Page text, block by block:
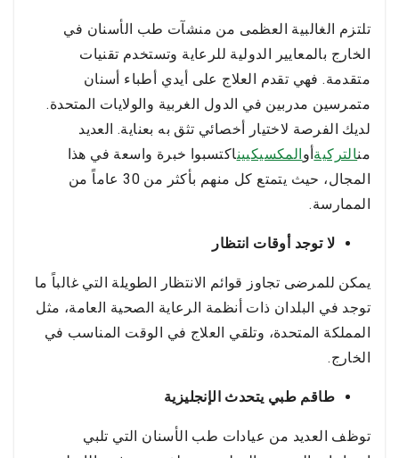
تلتزم الغالبية العظمى من منشآت طب الأسنان في
الخارج بالمعايير الدولية للرعاية وتستخدم تقنيات
متقدمة. فهي تقدم العلاج على أيدي أطباء أسنان
متمرسين مدربين في الدول الغربية والولايات المتحدة.
لديك الفرصة لاختيار أخصائي تثق به بعناية. العديد
منالتركية أو المكسيكييناكتسبوا خبرة واسعة في هذا
المجال، حيث يتمتع كل منهم بأكثر من 30 عاماً من
الممارسة.
لا توجد أوقات انتظار
يمكن للمرضى تجاوز قوائم الانتظار الطويلة التي غالباً ما
توجد في البلدان ذات أنظمة الرعاية الصحية العامة، مثل
المملكة المتحدة، وتلقي العلاج في الوقت المناسب في
الخارج.
طاقم طبي يتحدث الإنجليزية
توظف العديد من عيادات طب الأسنان التي تلبي